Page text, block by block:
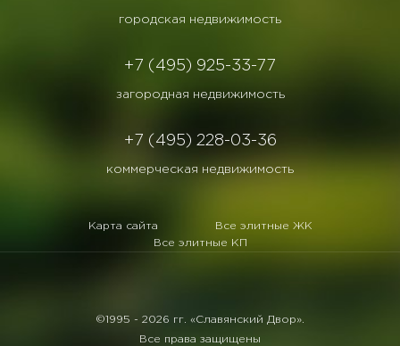
городская недвижимость
+7 (495) 925-33-77
загородная недвижимость
+7 (495) 228-03-36
коммерческая недвижимость
Карта сайта
Все элитные ЖК
Все элитные КП
©1995 - 2026 гг. «Славянский Двор».
Все права защищены